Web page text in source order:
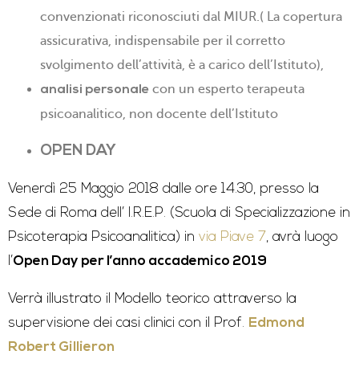
convenzionati riconosciuti dal MIUR.( La copertura
assicurativa, indispensabile per il corretto
svolgimento dell’attività, è a carico dell’Istituto),
analisi personale con un esperto terapeuta
psicoanalitico, non docente dell’Istituto
OPEN DAY
Venerdì 25 Maggio 2018 dalle ore 14.30, presso la
Sede di Roma dell’ I.R.E.P. (Scuola di Specializzazione in
Psicoterapia Psicoanalitica) in via Piave 7, avrà luogo
l’Open Day per l’anno accademico 2019
Verrà illustrato il Modello teorico attraverso la
supervisione dei casi clinici con il Prof. Edmond
Robert Gillieron